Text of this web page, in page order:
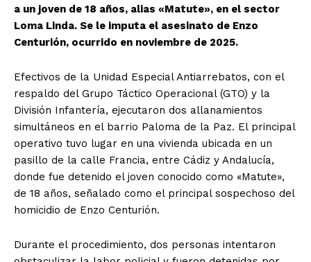
a un joven de 18 años, alias «Matute», en el sector
Loma Linda. Se le imputa el asesinato de Enzo
Centurión, ocurrido en noviembre de 2025.
Efectivos de la Unidad Especial Antiarrebatos, con el
respaldo del Grupo Táctico Operacional (GTO) y la
División Infantería, ejecutaron dos allanamientos
simultáneos en el barrio Paloma de la Paz. El principal
operativo tuvo lugar en una vivienda ubicada en un
pasillo de la calle Francia, entre Cádiz y Andalucía,
donde fue detenido el joven conocido como «Matute»,
de 18 años, señalado como el principal sospechoso del
homicidio de Enzo Centurión.
Durante el procedimiento, dos personas intentaron